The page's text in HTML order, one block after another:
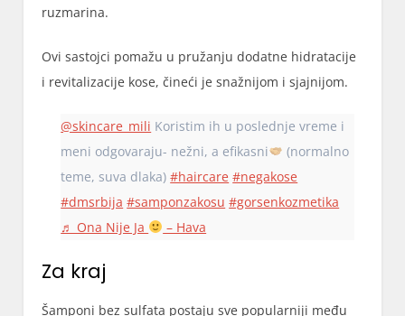
ruzmarina.
Ovi sastojci pomažu u pružanju dodatne hidratacije
i revitalizacije kose, čineći je snažnijom i sjajnijom.
@skincare_mili Koristim ih u poslednje vreme i
meni odgovaraju- nežni, a efikasni
(normalno
teme, suva dlaka)#haircare #negakose
#dmsrbija #samponzakosu #gorsenkozmetika
♬ Ona Nije Ja
– Hava
Za kraj
Šamponi bez sulfata postaju sve popularniji među